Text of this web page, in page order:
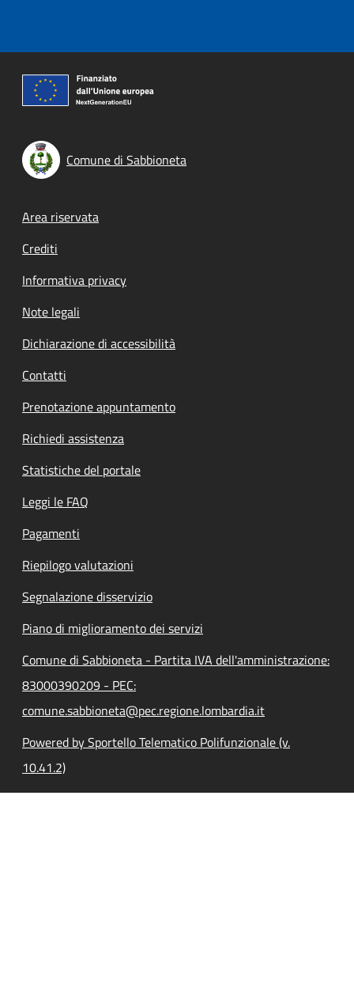
Comune di Sabbioneta
Footer menu
Area riservata
Crediti
Informativa privacy
Note legali
Dichiarazione di accessibilità
Contatti
Prenotazione appuntamento
Richiedi assistenza
Statistiche del portale
Leggi le FAQ
Pagamenti
Riepilogo valutazioni
Segnalazione disservizio
Piano di miglioramento dei servizi
Comune di Sabbioneta - Partita IVA dell'amministrazione:
83000390209 - PEC:
comune.sabbioneta@pec.regione.lombardia.it
Powered by Sportello Telematico Polifunzionale (v.
10.41.2)